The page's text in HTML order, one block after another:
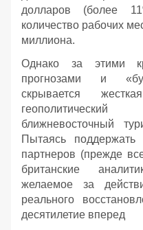
долларов (более
количество рабочих
миллиона.
Однако за этими
прогнозами и
скрывается
ближневосточный
Пытаясь поддержать
партнеров (прежде
британские
желаемое за
реального
десятилетие вперед